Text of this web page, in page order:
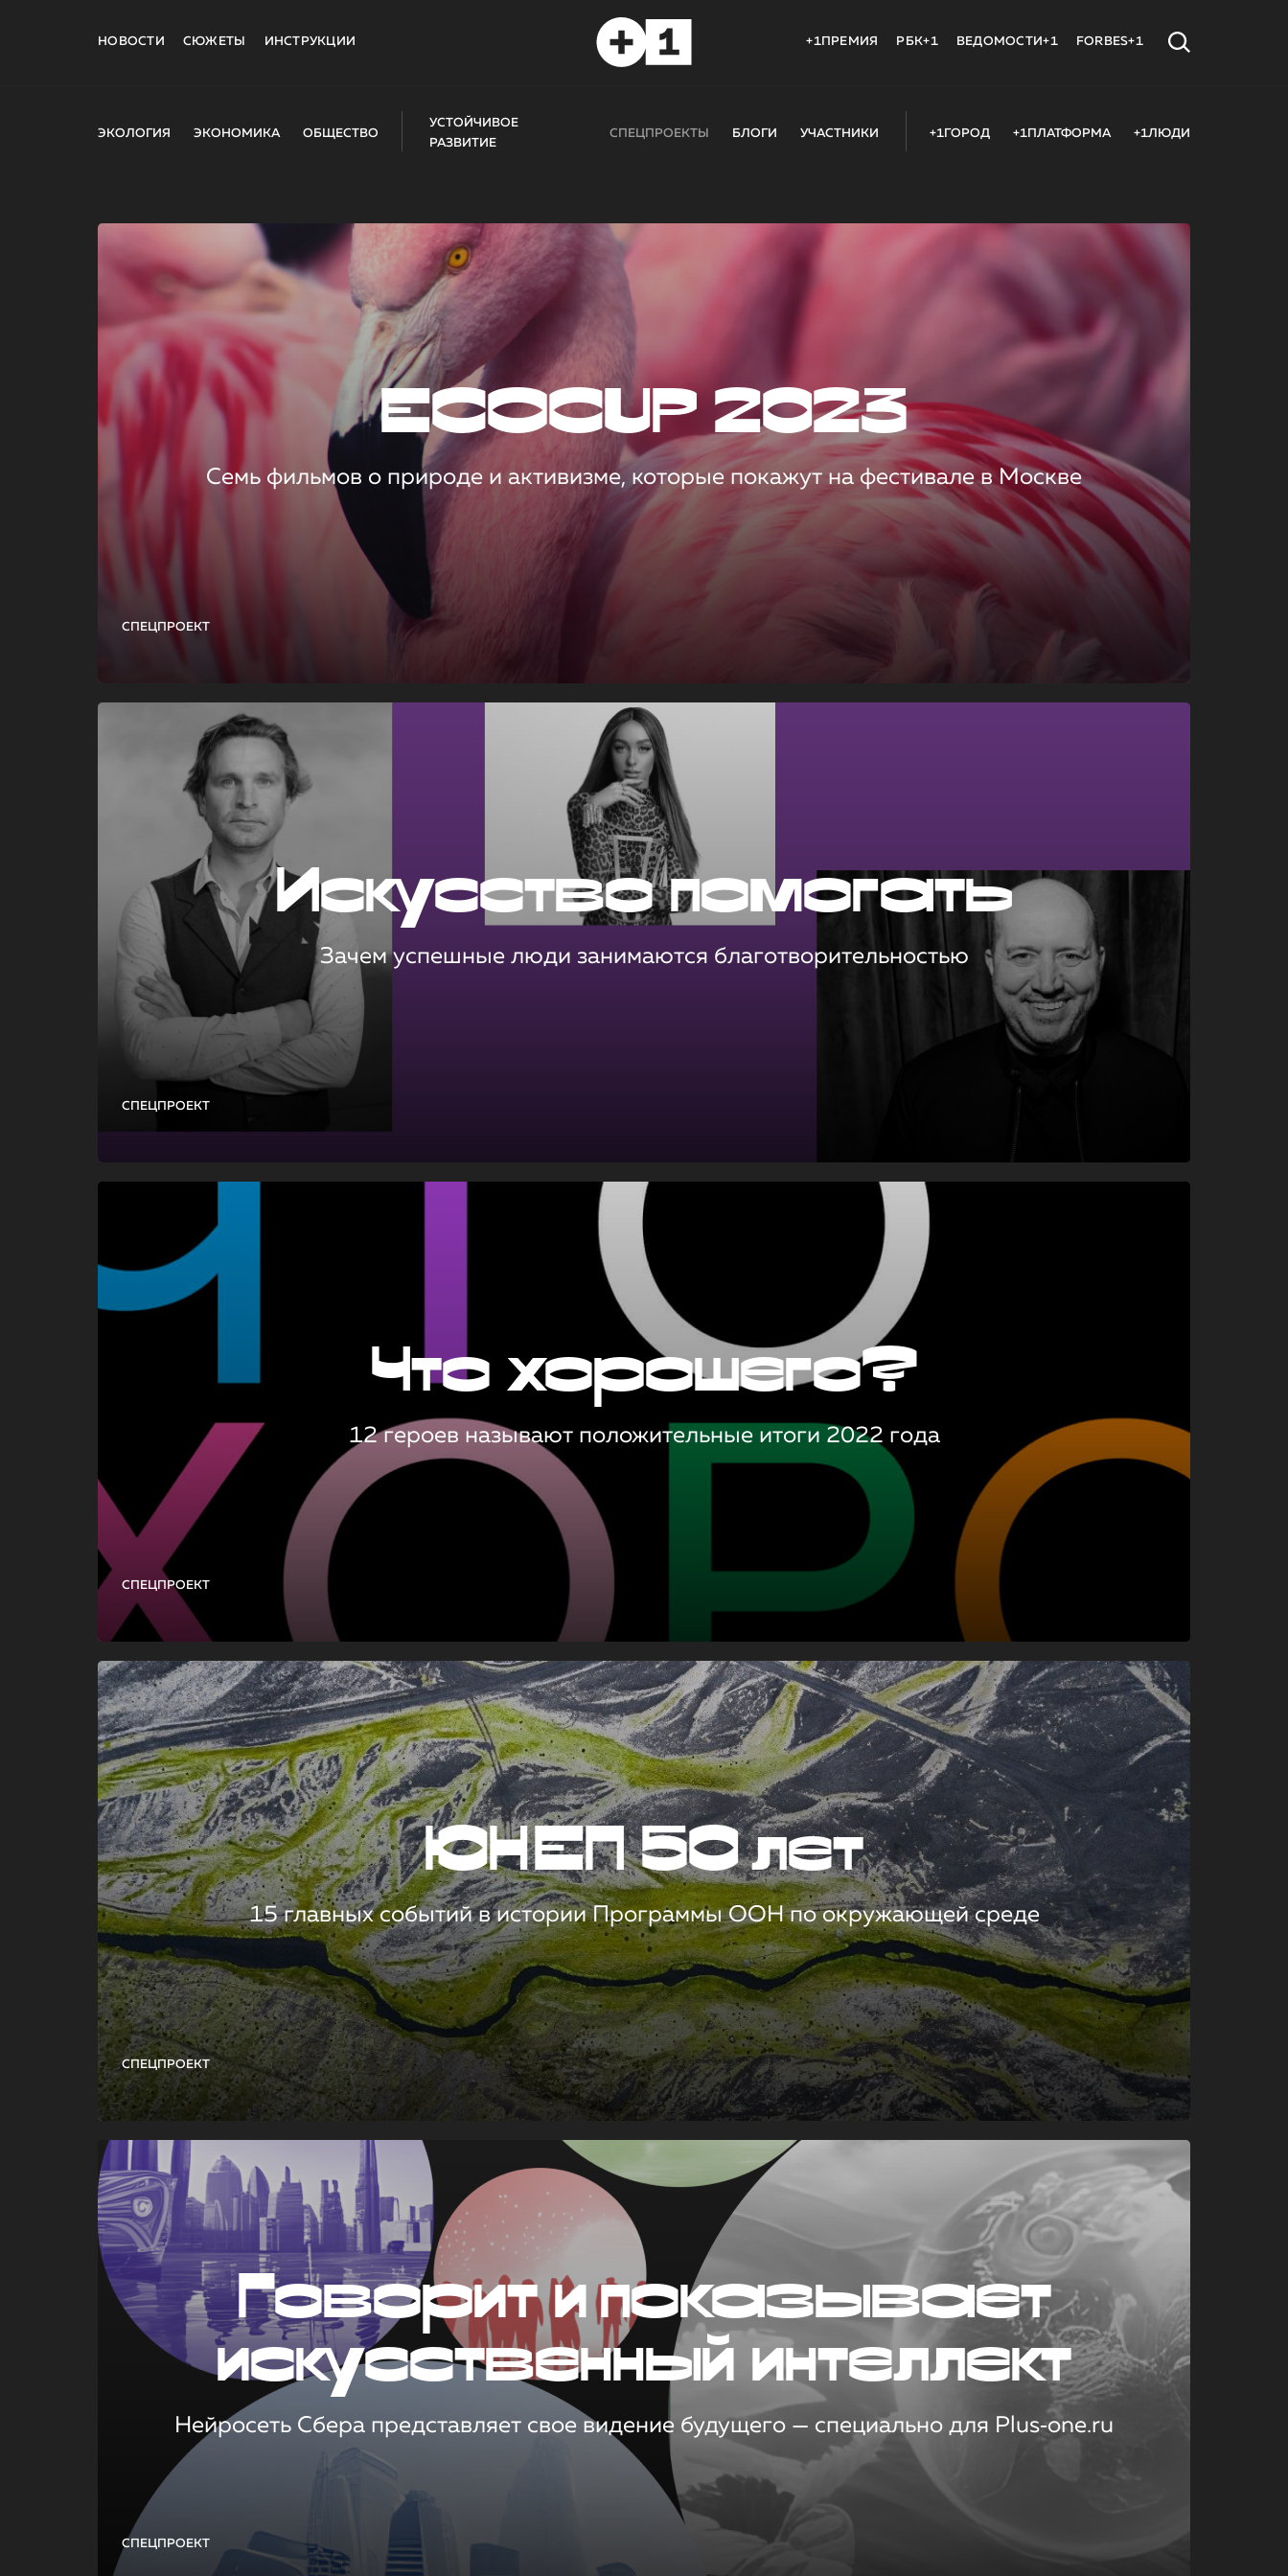
НОВОСТИ СЮЖЕТЫ ИНСТРУКЦИИ +1ПРЕМИЯ РБК+1 ВЕДОМОСТИ+1 FORBES+1
ЭКОЛОГИЯ ЭКОНОМИКА ОБЩЕСТВО
УСТОЙЧИВОЕ
РАЗВИТИЕ
СПЕЦПРОЕКТЫ БЛОГИ УЧАСТНИКИ +1ГОРОД +1ПЛАТФОРМА +1ЛЮДИ
СПЕЦПРОЕКТ
ECOCUP 2023
Семь фильмов о природе и активизме, которые покажут на фестивале в Москве
СПЕЦПРОЕКТ
Искусство помогать
Зачем успешные люди занимаются благотворительностью
СПЕЦПРОЕКТ
Что хорошего?
12 героев называют положительные итоги 2022 года
СПЕЦПРОЕКТ
ЮНЕП 50 лет
15 главных событий в истории Программы ООН по окружающей среде
СПЕЦПРОЕКТ
Говорит и показывает
искусственный интеллект
Нейросеть Сбера представляет свое видение будущего — специально для Plus‑one.ru